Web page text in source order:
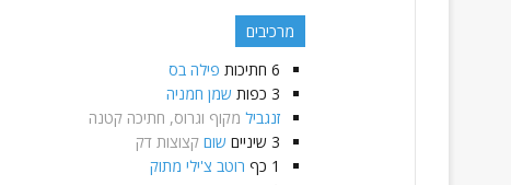
מרכיבים
6 חתיכות פילה בס
3 כפות שמן חמניה
זנגביל מקוף וגרוס, חתיכה קטנה
3 שיניים שום קצוצות דק
1 כף רוטב צ'ילי מתוק